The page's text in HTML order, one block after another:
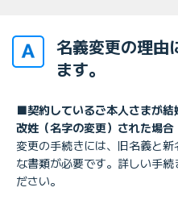
名義変更の理由
ます。
■契約しているご本人さまが結
改姓（名字の変更）された場合
変更の手続きには、旧名義と
な書類が必要です。詳しい手
ださい。